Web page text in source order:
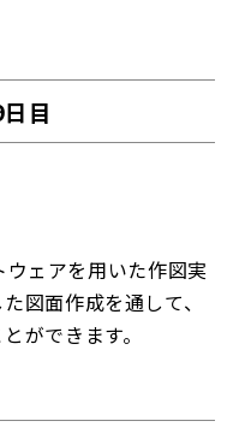
目
ェアを用いた作図実
図面作成を通して、
ができます。